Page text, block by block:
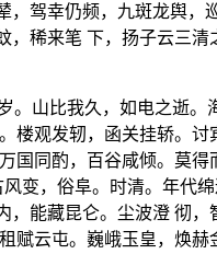
驾幸仍频，九斑龙舆，
稀来笔 下，扬子云三
山比我久，如电之逝。
楼观发轫，函关挂轿。
国同酌，百谷咸倾。莫
变，俗阜。时清。年代
能藏昆仑。尘波澄 彻，
云屯。巍峨玉皇，焕